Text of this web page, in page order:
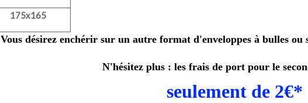
175x165
Vous désirez enchérir sur un autre format d'enveloppes à bulles ou
N'hésitez plus : les frais de port pour le
seulement de 2€*